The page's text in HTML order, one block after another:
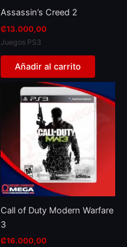
Assassin’s Creed 2
₡13.000,00
Juegos PS3
Añadir al carrito
Call of Duty Modern Warfare
3
₡16.000,00